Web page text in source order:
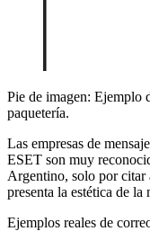
Pie de imagen: Ejemplo
paquetería.
Las empresas de
ESET son muy
Argentino, solo por citar
presenta la estética de
Ejemplos reales de